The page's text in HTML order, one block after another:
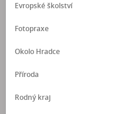
Evropské školství
Fotopraxe
Okolo Hradce
Příroda
Rodný kraj